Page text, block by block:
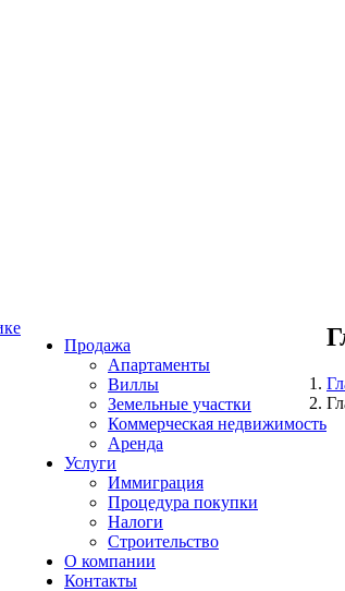
Продажа
Апартаменты
Виллы
Земельные участки
Коммерческая недвижимость
Аренда
Услуги
Иммиграция
Процедура покупки
Налоги
Строительство
О компании
Контакты